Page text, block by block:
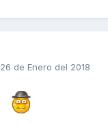
26 de Enero del 2018